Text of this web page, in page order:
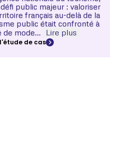
public majeur : valoriser
français au-delà de la
public était confronté à
de mode... Lire plus
de cas